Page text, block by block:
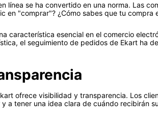
línea se ha convertido en una norma. Las
en "comprar"? ¿Cómo sabes que tu
característica esencial en el comercio
el seguimiento de pedidos de Ekart ha
ofrece visibilidad y transparencia. Los
a tener una idea clara de cuándo recibirán